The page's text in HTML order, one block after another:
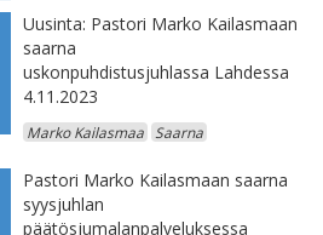
Uusinta: Pastori Marko Kailasmaan
saarna
uskonpuhdistusjuhlassa Lahdessa
4.11.2023
Marko Kailasmaa Saarna
Pastori Marko Kailasmaan saarna
syysjuhlan
päätösjumalanpalveluksessa